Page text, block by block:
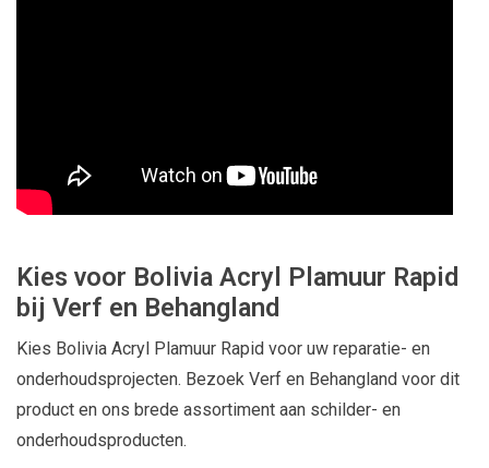
Kies voor Bolivia Acryl Plamuur Rapid
bij Verf en Behangland
Kies Bolivia Acryl Plamuur Rapid voor uw reparatie- en
onderhoudsprojecten. Bezoek Verf en Behangland voor dit
product en ons brede assortiment aan schilder- en
onderhoudsproducten.